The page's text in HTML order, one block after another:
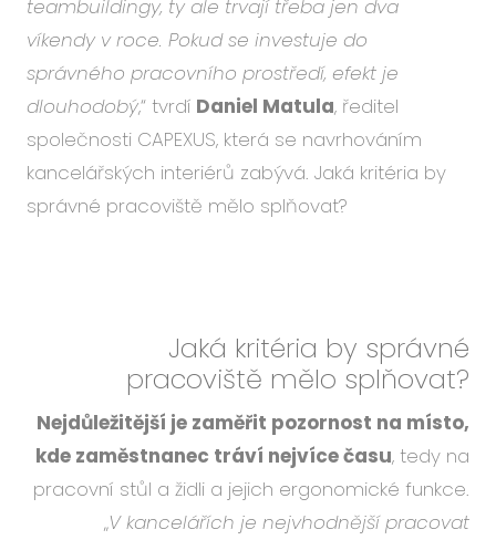
teambuildingy, ty ale trvají třeba jen dva
víkendy v roce. Pokud se investuje do
správného pracovního prostředí, efekt je
dlouhodobý,“ tvrdí Daniel Matula, ředitel
společnosti CAPEXUS, která se navrhováním
kancelářských interiérů zabývá. Jaká kritéria by
správné pracoviště mělo splňovat?
Jaká kritéria by správné
pracoviště mělo splňovat?
Nejdůležitější je zaměřit pozornost na místo,
kde zaměstnanec tráví nejvíce času, tedy na
pracovní stůl a židli a jejich ergonomické funkce.
„V kancelářích je nejvhodnější pracovat